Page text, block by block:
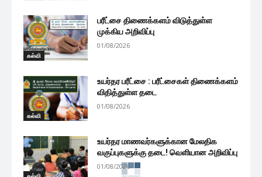
கல்வி
பரீட்சை திணைக்களம் விடுத்துள்ள
முக்கிய அறிவிப்பு
01/08/2026
கல்வி
உயர்தர பரீட்சை : பரீட்சைகள் திணைக்களம்
விதித்துள்ள தடை
01/08/2026
உயர்தர மாணவர்களுக்கான மேலதிக
வகுப்புகளுக்கு தடை! வெளியான அறிவிப்பு
01/08/2026